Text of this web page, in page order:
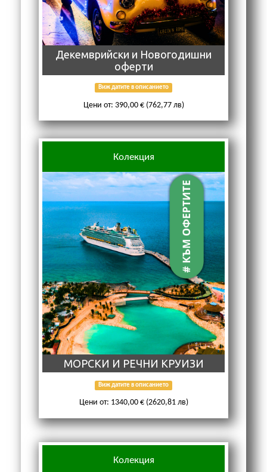
Декемврийски и Новогодишни
оферти
Виж датите в описанието
Цени от: 390,00 € (762,77 лв)
Колекция
МОРСКИ И РЕЧНИ КРУИЗИ
Виж датите в описанието
Цени от: 1340,00 € (2620,81 лв)
Колекция